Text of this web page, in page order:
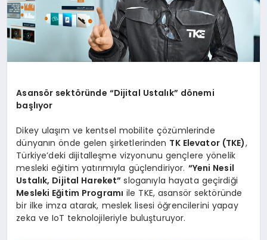
SPOR
DIĞER
Asansör sektöründe “Dijital Ustalık” dönemi
başlıyor
Dikey ulaşım ve kentsel mobilite çözümlerinde
dünyanın önde gelen şirketlerinden TK Elevator (TKE),
Türkiye’deki dijitalleşme vizyonunu gençlere yönelik
mesleki eğitim yatırımıyla güçlendiriyor. “Yeni Nesil
Ustalık, Dijital Hareket”sloganıyla hayata geçirdiği
Mesleki Eğitim Programı ile TKE, asansör sektöründe
bir ilke imza atarak, meslek lisesi öğrencilerini yapay
zeka ve IoT teknolojileriyle buluşturuyor.